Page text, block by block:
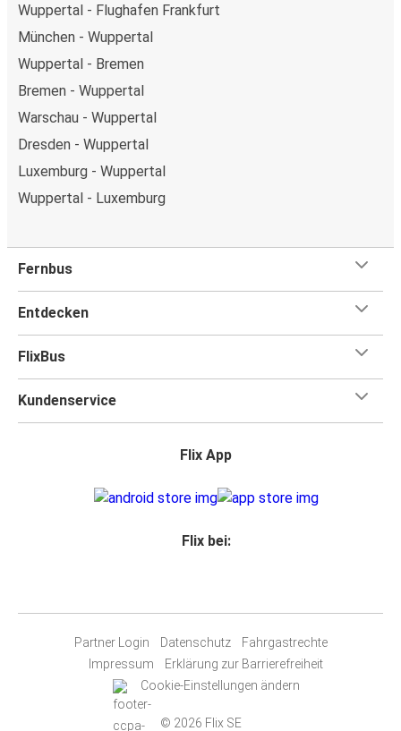
Wuppertal - Flughafen Frankfurt
München - Wuppertal
Wuppertal - Bremen
Bremen - Wuppertal
Warschau - Wuppertal
Dresden - Wuppertal
Luxemburg - Wuppertal
Wuppertal - Luxemburg
Fernbus
Entdecken
FlixBus
Kundenservice
Flix App
Flix bei:
Partner Login Datenschutz
Fahrgastrechte
Impressum
Erklärung zur Barrierefreiheit
Cookie-Einstellungen ändern
© 2026 Flix SE